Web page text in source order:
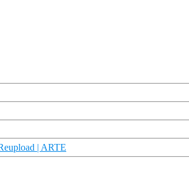
| ARTE